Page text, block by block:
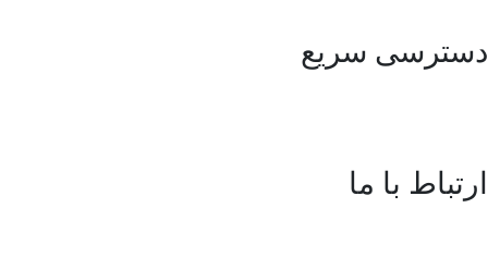
دسترسی سریع
ارتباط با ما